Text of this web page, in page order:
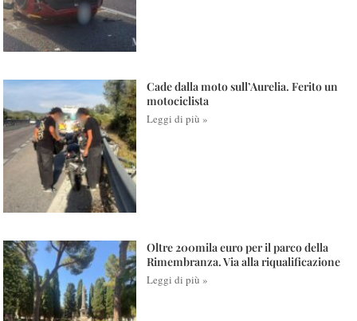
Cade dalla moto sull’Aurelia. Ferito un
motociclista
Leggi di più »
Oltre 200mila euro per il parco della
Rimembranza. Via alla riqualificazione
Leggi di più »